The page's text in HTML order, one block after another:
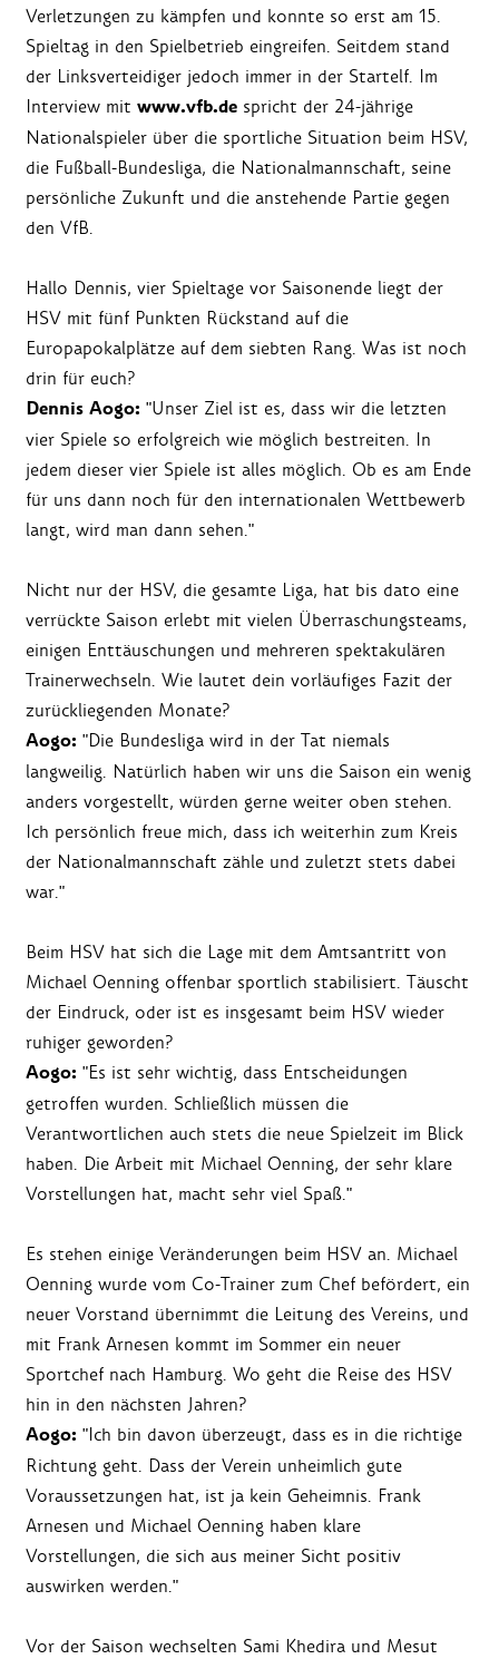
Verletzungen zu kämpfen und konnte so erst am 15.
Spieltag in den Spielbetrieb eingreifen. Seitdem stand
der Linksverteidiger jedoch immer in der Startelf. Im
Interview mit www.vfb.de spricht der 24-jährige
Nationalspieler über die sportliche Situation beim HSV,
die Fußball-Bundesliga, die Nationalmannschaft, seine
persönliche Zukunft und die anstehende Partie gegen
den VfB.
Hallo Dennis, vier Spieltage vor Saisonende liegt der
HSV mit fünf Punkten Rückstand auf die
Europapokalplätze auf dem siebten Rang. Was ist noch
drin für euch?
Dennis Aogo: "Unser Ziel ist es, dass wir die letzten
vier Spiele so erfolgreich wie möglich bestreiten. In
jedem dieser vier Spiele ist alles möglich. Ob es am Ende
für uns dann noch für den internationalen Wettbewerb
langt, wird man dann sehen."
Nicht nur der HSV, die gesamte Liga, hat bis dato eine
verrückte Saison erlebt mit vielen Überraschungsteams,
einigen Enttäuschungen und mehreren spektakulären
Trainerwechseln. Wie lautet dein vorläufiges Fazit der
zurückliegenden Monate?
Aogo: "Die Bundesliga wird in der Tat niemals
langweilig. Natürlich haben wir uns die Saison ein wenig
anders vorgestellt, würden gerne weiter oben stehen.
Ich persönlich freue mich, dass ich weiterhin zum Kreis
der Nationalmannschaft zähle und zuletzt stets dabei
war."
Beim HSV hat sich die Lage mit dem Amtsantritt von
Michael Oenning offenbar sportlich stabilisiert. Täuscht
der Eindruck, oder ist es insgesamt beim HSV wieder
ruhiger geworden?
Aogo: "Es ist sehr wichtig, dass Entscheidungen
getroffen wurden. Schließlich müssen die
Verantwortlichen auch stets die neue Spielzeit im Blick
haben. Die Arbeit mit Michael Oenning, der sehr klare
Vorstellungen hat, macht sehr viel Spaß."
Es stehen einige Veränderungen beim HSV an. Michael
Oenning wurde vom Co-Trainer zum Chef befördert, ein
neuer Vorstand übernimmt die Leitung des Vereins, und
mit Frank Arnesen kommt im Sommer ein neuer
Sportchef nach Hamburg. Wo geht die Reise des HSV
hin in den nächsten Jahren?
Aogo: "Ich bin davon überzeugt, dass es in die richtige
Richtung geht. Dass der Verein unheimlich gute
Voraussetzungen hat, ist ja kein Geheimnis. Frank
Arnesen und Michael Oenning haben klare
Vorstellungen, die sich aus meiner Sicht positiv
auswirken werden."
Vor der Saison wechselten Sami Khedira und Mesut